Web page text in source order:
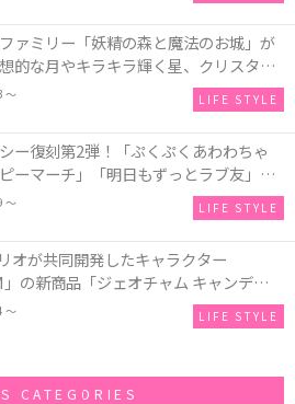
ァミリー「妖精の森と魔法のお城」が
的な月やキラキラ輝く星、クリスタル
お城を彩る♡
LIFE STYLE
ー復刻第2弾！「ぷくぷくあわわちゃ
ーマーチ」「明日もずっとラブ友」な
ンケース」や「遊べるメモ帳」が発売
LIFE STYLE
オが共同開発したキャラクター
」の新商品「ジェオチャム キャンディデ
ズ」が発売！一部店舗限定で特別装飾
LIFE STYLE
CATEGORIES